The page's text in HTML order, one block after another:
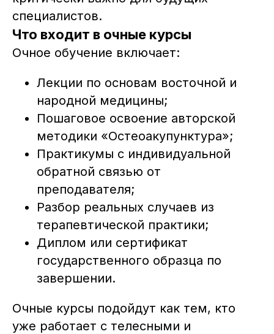
специалистов.
Что входит в очные курсы
Очное обучение включает:
Лекции по основам восточной и
народной медицины;
Пошаговое освоение авторской
методики «Остеоакупунктура»;
Практикумы с индивидуальной
обратной связью от
преподавателя;
Разбор реальных случаев из
терапевтической практики;
Диплом или сертификат
государственного образца по
завершении.
Очные курсы подойдут как тем, кто
уже работает с телесными и
Поможем подобрать
программу
Есть вопросы или не можете
на консультацию с менеджером
ЗАДАТЬ ВОПРОС